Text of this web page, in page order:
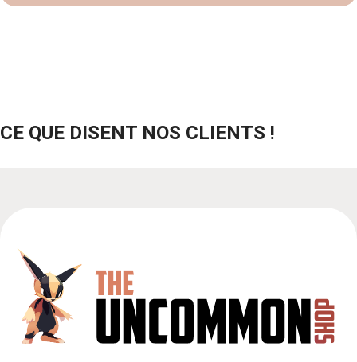
CE QUE DISENT NOS CLIENTS !